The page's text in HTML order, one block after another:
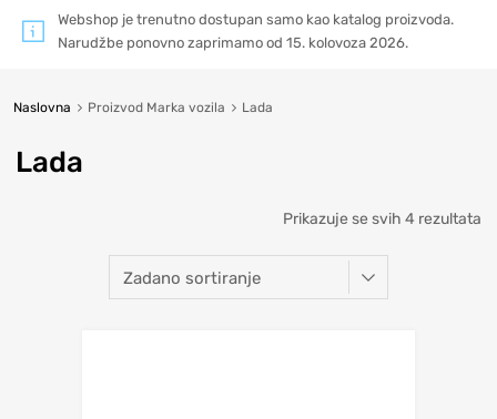
Webshop je trenutno dostupan samo kao katalog proizvoda.
Narudžbe ponovno zaprimamo od 15. kolovoza 2026.
Naslovna Proizvod Marka vozila Lada
Lada
Prikazuje se svih 4 rezultata